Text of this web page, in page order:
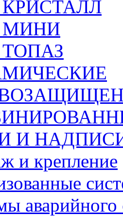
КРИСТАЛЛ
МИНИ
ТОПАЗ
И
и крепление